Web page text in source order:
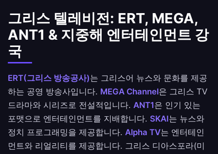
그리스 텔레비전: ERT, MEGA,
ANT1 & 지중해 엔터테인먼트 강
국
ERT(그리스 방송공사)는 그리스어 뉴스와 문화를 제공
하는 공영 방송사입니다. MEGA Channel은 그리스 TV
드라마와 시리즈로 전설적입니다. ANT1은 인기 있는
포맷으로 엔터테인먼트를 지배합니다. SKAI는 뉴스와
정치 프로그래밍을 제공합니다. Alpha TV는 엔터테인
먼트와 리얼리티를 제공합니다. 그리스 디아스포라(미